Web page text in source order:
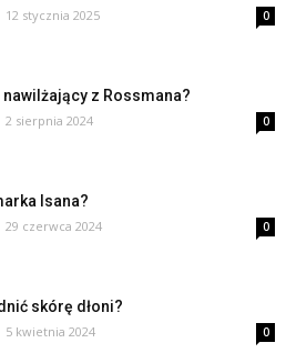
12 stycznia 2025 0
z Rossmana?
2 sierpnia 2024 0
Isana?
29 czerwca 2024 0
skórę dłoni?
5 kwietnia 2024 0